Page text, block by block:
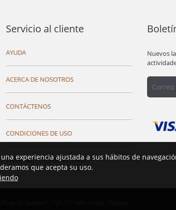
Servicio al cliente
AYUDA
ACERCA DE NOSOTROS
CONTÁCTENOS
CONDICIONES DE USO
TÉRMINOS DE PRIVACIDAD
Nuevos
experiencia ajustada a sus hábitos de
que acepta su uso.